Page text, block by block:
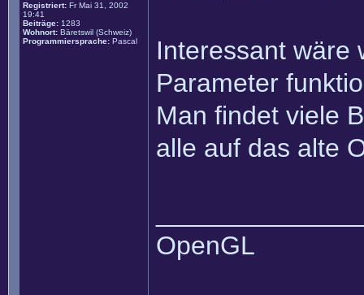
Registriert: Fr Mai 31, 2002
19:41
Beiträge: 1283
Wohnort: Bäretswil (Schweiz)
Programmiersprache: Pascal
Interessant wäre
Parameter
Man findet viele
alle auf das alte
OpenGL